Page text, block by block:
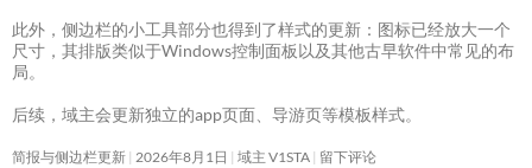
此外，侧边栏的小工具部分也得到了样式的更新：图标已经放大一个
尺寸，其排版类似于Windows控制面板以及其他古早软件中常见的布
局。
后续，域主会更新独立的app页面、导游页等模板样式。
简报与侧边栏更新 2026年8月1日 域主 V1STA 留下评论